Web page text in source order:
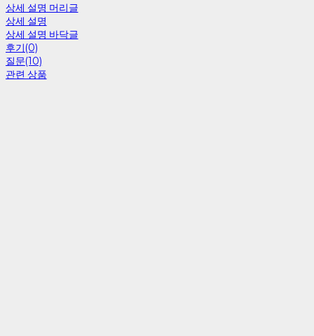
상세 설명 머리글
상세 설명
상세 설명 바닥글
후기(0)
질문(10)
관련 상품